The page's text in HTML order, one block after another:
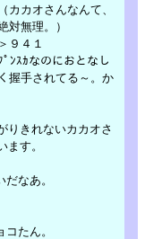
（カカオさんなんて、
対無理。）
＞９４１
ﾟﾝｽｶなのにおとなし
く握手されてる～。か
りきれないカカオさ
す。
なあ。
たん。